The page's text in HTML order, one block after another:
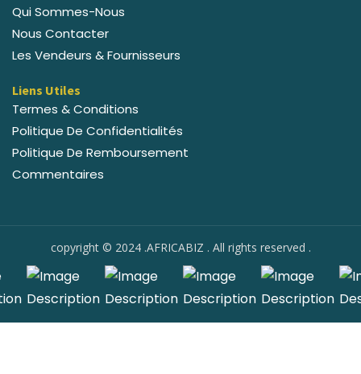
Qui Sommes-Nous
Nous Contacter
Les Vendeurs & Fournisseurs
Liens Utiles
Termes & Conditions
Politique De Confidentialités
Politique De Remboursement
Commentaires
copyright © 2024 .AFRICABIZ . All rights reserved .